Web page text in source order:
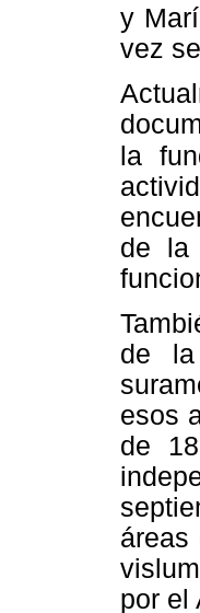
y
vez
la
de la
de
esos
de
áreas
por el